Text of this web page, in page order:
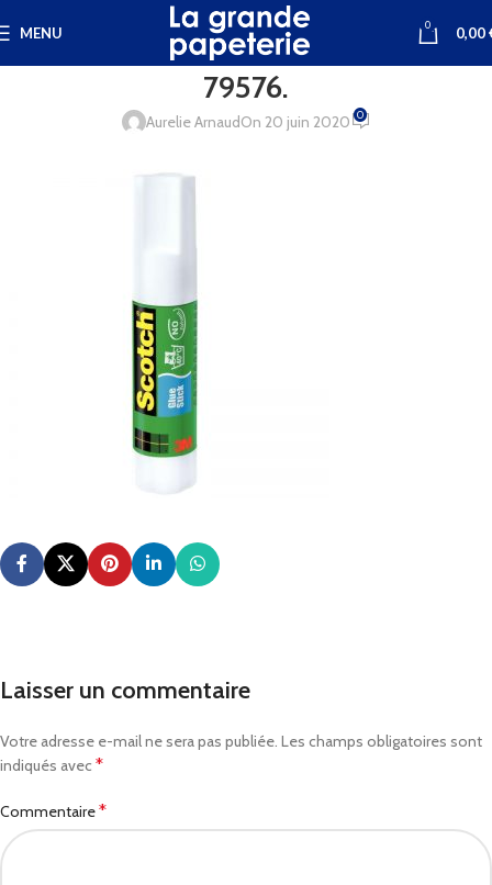
MENU 0 0,00
79576.
Aurelie ArnaudOn 20 juin 2020 0
Laisser un commentaire
Votre adresse e-mail ne sera pas publiée. Les champs obligatoires sont
indiqués avec *
Commentaire*